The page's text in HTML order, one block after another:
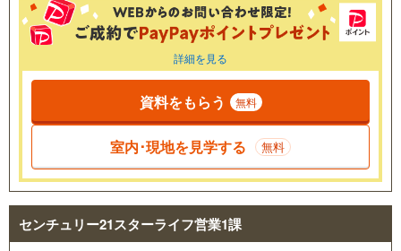
詳細を見る
資料をもらう 無料
室内･現地を見学する 無料
センチュリー21スターライフ営業1課